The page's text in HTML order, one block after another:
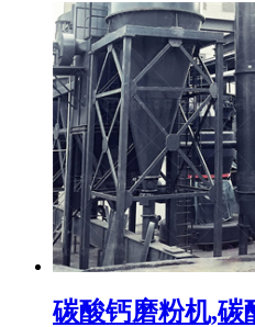
碳酸钙磨粉机,碳